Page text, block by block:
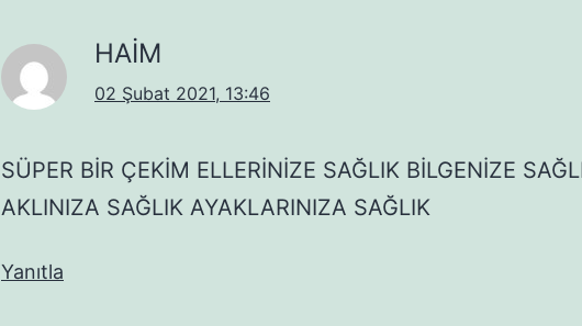
HAİM
02 Şubat 2021, 13:46
SÜPER BİR ÇEKİM ELLERİNİZE SAĞLIK BİLGENİZE
AKLINIZA SAĞLIK AYAKLARINIZA SAĞLIK
Yanıtla